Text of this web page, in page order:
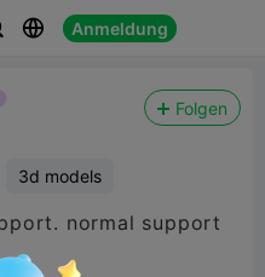
 Anmeldung
Folgen
3d models
normal support